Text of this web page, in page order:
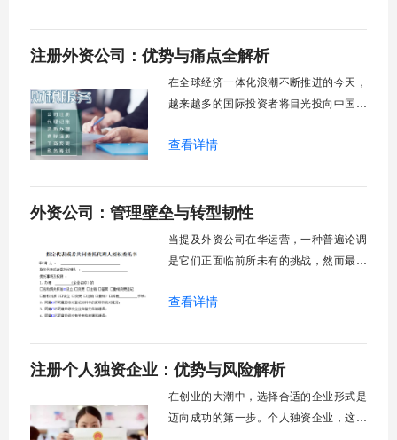
情况下，有几个志同道合的人一起创业，
或者有雄心勃勃却无法实现的年轻人想成
注册外资公司：优势与痛点全解析
在全球经济一体化浪潮不断推进的今天，
越来越多的国际投资者将目光投向中国市
这一广阔市场的重要桥梁。然而，这条通
显著的政策红利与市场机遇，也充满了复
杂的规章流程与潜在挑战。理解外资公司
注册的核心要点，不仅能帮助企业高效完
查看详情
外资公司：管理壁垒与转型韧性
当提及外资公司在华运营，一种普遍论调
是它们正面临前所未有的挑战，然而最新
济增速放缓的背景下，外资企业反而展现
港澳台投资企业利润总额同比增长了百分
之二点五，这一现象背后隐藏着外资企业
查看详情
注册个人独资企业：优势与风险解析
在创业的大潮中，选择合适的企业形式是
迈向成功的第一步。个人独资企业，这种